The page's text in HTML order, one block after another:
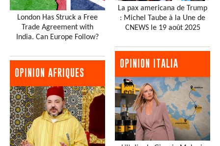
London Has Struck a Free
Trade Agreement with
India. Can Europe Follow?
OPINION AFRIQUES
La pax americana de Trump
: Michel Taube à la Une de
CNEWS le 19 août 2025
OPINION ITALIA